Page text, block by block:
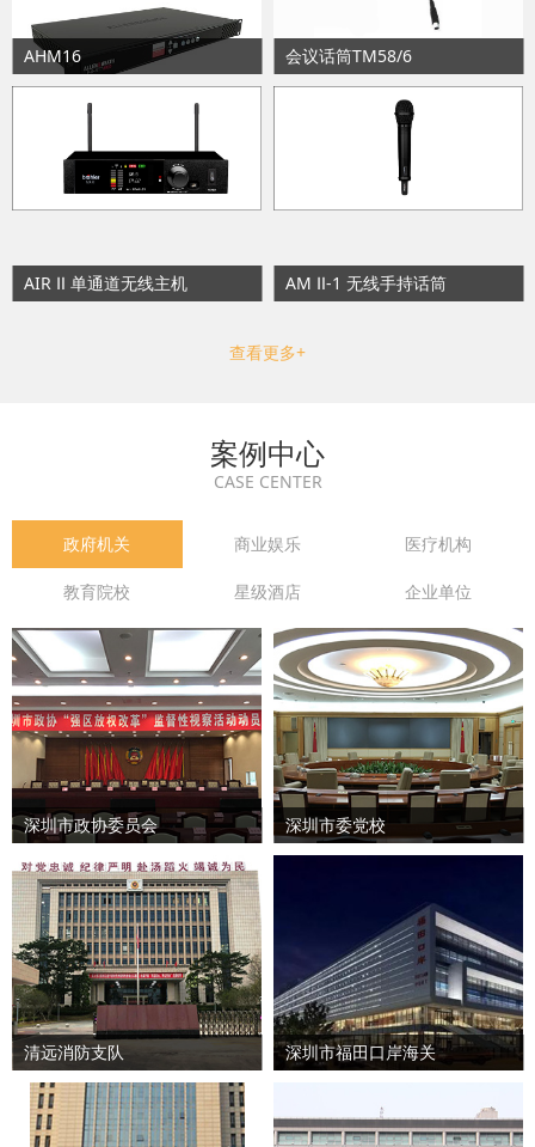
AHM16 会议话筒TM58/6
AIR Ⅱ 单通道无线主机 AM Ⅱ-1 无线手持话筒
查看更多+
案例中心
CASE CENTER
政府机关 商业娱乐 医疗机构
教育院校 星级酒店 企业单位
深圳市政协委员会 深圳市委党校
清远消防支队 深圳市福田口岸海关